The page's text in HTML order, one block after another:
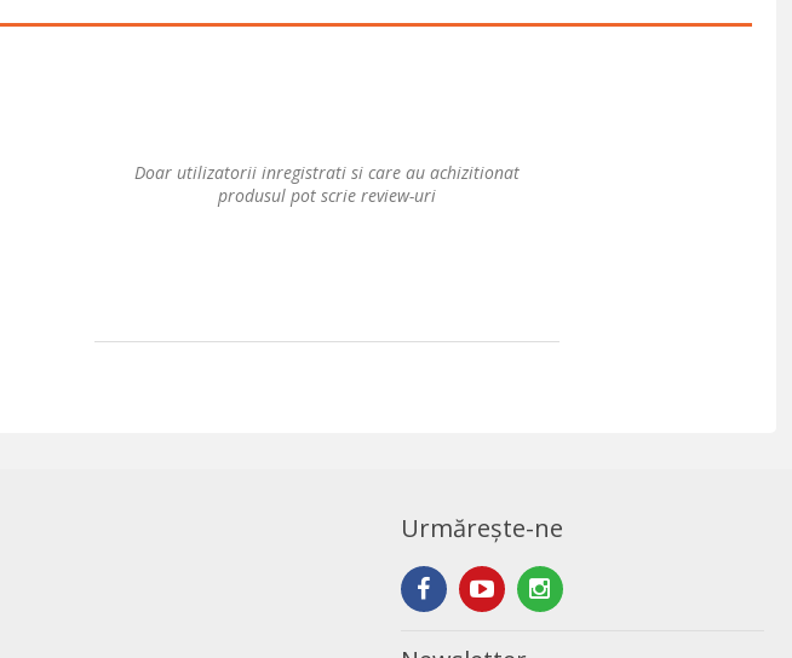
Doar utilizatorii inregistrati si care au achizitionat
produsul pot scrie review-uri
Urmărește-ne